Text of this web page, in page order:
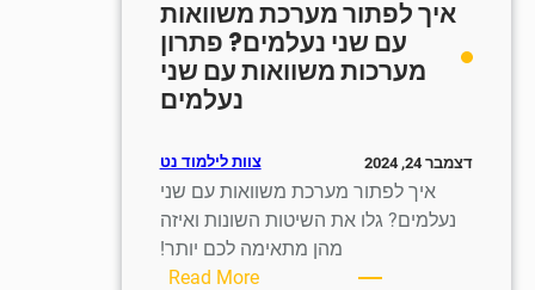
במחשבון
כדי
לפתור
משוואות
איך לפתור מערכת משוואות
עם שני נעלמים? פתרון
מערכות משוואות עם שני
נעלמים
דצמבר 24, 2024 צוות לילמוד נט
איך לפתור מערכת משוואות עם שני
נעלמים? גלו את השיטות השונות ואיזה
מהן מתאימה לכם יותר!
Read More